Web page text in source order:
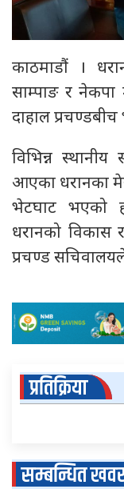
काठमाडौं ।
साम्पाङ र नेकपा
दाहाल
विभिन्न
आएका धरानका
भेटघाट भएको
धरानको विकास
प्रचण्ड
प्रतिक्रिया
सम्बन्धित